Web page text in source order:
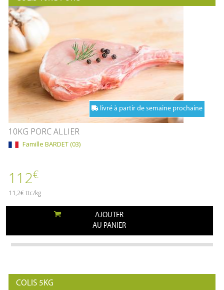
livré à partir de semaine prochaine
10KG PORC ALLIER
Famille BARDET (03)
112€
11,2€ ttc/kg
AJOUTER
AU PANIER
COLIS 5KG